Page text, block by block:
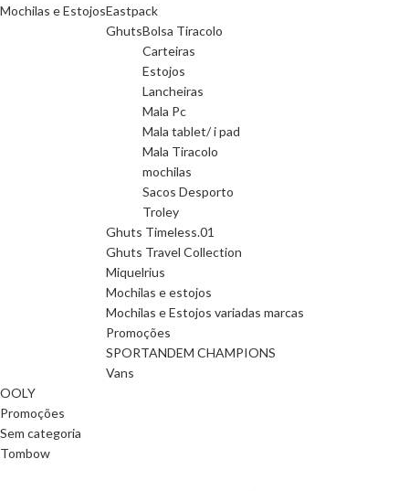
Mochilas e EstojosEastpack
GhutsBolsa Tiracolo
Carteiras
Estojos
Lancheiras
Mala Pc
Mala tablet/ i pad
Mala Tiracolo
mochilas
Sacos Desporto
Troley
Ghuts Timeless.01
Ghuts Travel Collection
Miquelrius
Mochilas e estojos
Mochilas e Estojos variadas marcas
Promoções
SPORTANDEM CHAMPIONS
Vans
OOLY
Promoções
Sem categoria
Tombow